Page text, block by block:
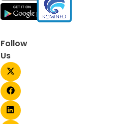
Follow
Us